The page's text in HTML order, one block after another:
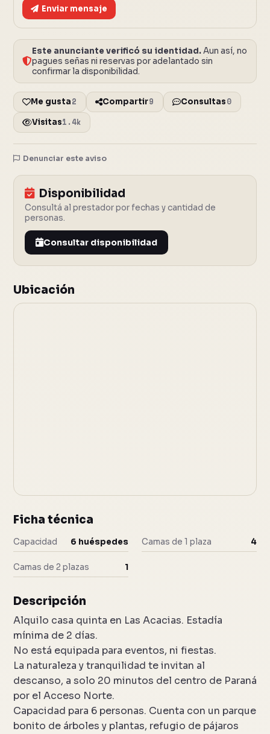
Enviar mensaje
Este anunciante verificó su identidad.Aun así, no
pagues señas ni reservas por adelantado sin
confirmar la disponibilidad.
Me gusta2 Compartir9 Consultas0
Visitas1.4k
Denunciar este aviso
12 fotos Cerrar
Disponibilidad
Consultá al prestador por fechas y cantidad de
personas.
Consultar disponibilidad
Ubicación
Ficha técnica
Capacidad 6 huéspedes Camas de 1 plaza 4
Camas de 2 plazas 1
Descripción
Alquilo casa quinta en Las Acacias. Estadía
mínima de 2 días.
No está equipada para eventos, ni fiestas.
La naturaleza y tranquilidad te invitan al
descanso, a solo 20 minutos del centro de Paraná
por el Acceso Norte.
Capacidad para 6 personas. Cuenta con un parque
bonito de árboles y plantas, refugio de pájaros